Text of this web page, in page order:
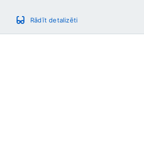
Rādīt detalizēti